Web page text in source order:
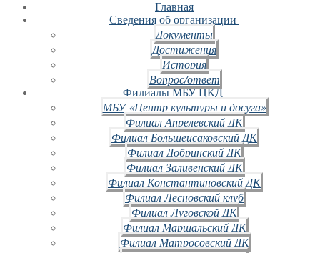
Главная
Сведения об организации
Документы
Достижения
История
Вопрос/ответ
Филиалы МБУ ЦКД
МБУ «Центр культуры и досуга»
Филиал Апрелевский ДК
Филиал Большеисаковский ДК
Филиал Добринский ДК
Филиал Заливенский ДК
Филиал Константиновский ДК
Филиал Лесновский клуб
Филиал Луговской ДК
Филиал Маршальский ДК
Филиал Матросовский ДК